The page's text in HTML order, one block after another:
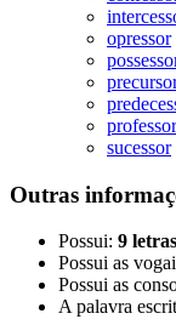
opressor
professor
sucessor
Outras
Possui: 9 letras
Possui as
Possui as
A palavra